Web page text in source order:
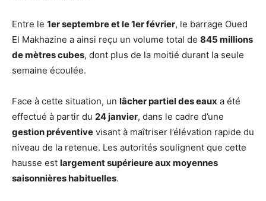
Entre le 1er septembre et le 1er février, le barrage Oued
El Makhazine a ainsi reçu un volume total de 845 millions
de mètres cubes, dont plus de la moitié durant la seule
semaine écoulée.
Face à cette situation, un lâcher partiel des eaux a été
effectué à partir du 24 janvier, dans le cadre d’une
gestion préventive visant à maîtriser l’élévation rapide du
niveau de la retenue. Les autorités soulignent que cette
hausse est largement supérieure aux moyennes
saisonnières habituelles.